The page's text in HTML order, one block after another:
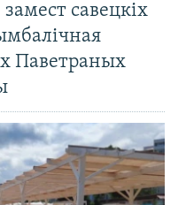
савецкіх
Паветраных